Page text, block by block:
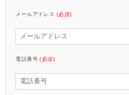
メールアドレス (必須)
電話番号(必須)